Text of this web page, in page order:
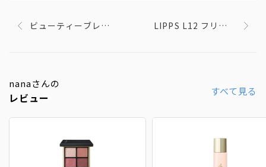
ビューティーブレン
LIPPS L12 フリーキ
nanaさんの
レビュー すべて見る